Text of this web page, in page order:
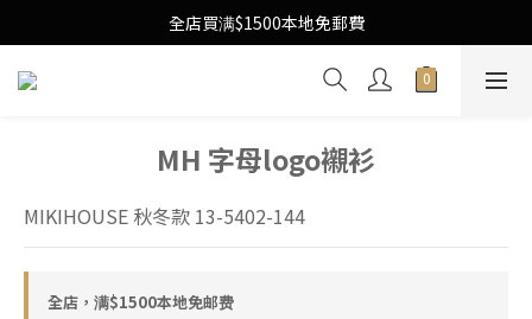
Free Local Shipping Upon $1500 purchase
全店買满$1500本地免郵費
Free Local Shipping Upon $1500 purchase
MH 字母logo襯衫
MIKIHOUSE 秋冬款 13-5402-144
全店，满$1500本地免邮费